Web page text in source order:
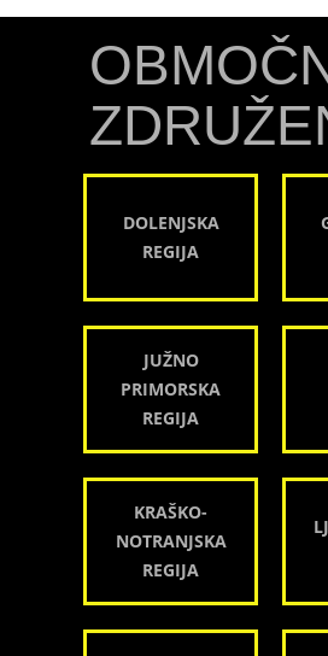
DOLENJSKA
REGIJA
JUŽNO
PRIMORSKA
REGIJA
KRAŠKO-
NOTRANJSKA
REGIJA